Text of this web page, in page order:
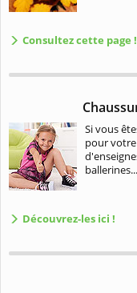
Consultez cette page !
Si vous
pour
Découvrez-les ici !